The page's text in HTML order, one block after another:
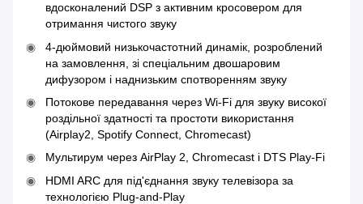
вдосконалений DSP з активним кросовером для
отримання чистого звуку
4-дюймовий низькочастотний динамік, розроблений
на замовлення, зі спеціальним двошаровим
дифузором і наднизьким спотворенням звуку
Потокове передавання через Wi-Fi для звуку високої
роздільної здатності та простоти використання
(Airplay2, Spotify Connect, Chromecast)
Мультирум через AirPlay 2, Chromecast і DTS Play-Fi
HDMI ARC для під'єднання звуку телевізора за
технологією Plug-and-Play